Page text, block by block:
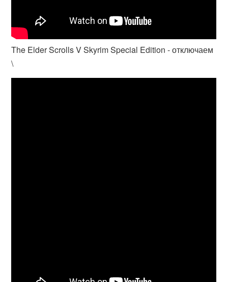
The Elder Scrolls V Skyrim Special Edition - отключаем
\